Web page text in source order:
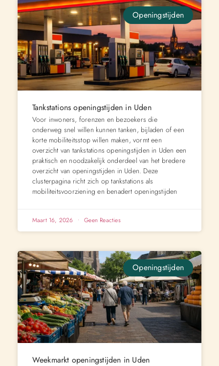
Openingstijden
Tankstations openingstijden in Uden
Voor inwoners, forenzen en bezoekers die
onderweg snel willen kunnen tanken, bijladen of een
korte mobiliteitsstop willen maken, vormt een
overzicht van tankstations openingstijden in Uden een
praktisch en noodzakelijk onderdeel van het bredere
overzicht van openingstijden in Uden. Deze
clusterpagina richt zich op tankstations als
mobiliteitsvoorziening en benadert openingstijden
Maart 16, 2026 Geen Reacties
Openingstijden
Weekmarkt openingstijden in Uden